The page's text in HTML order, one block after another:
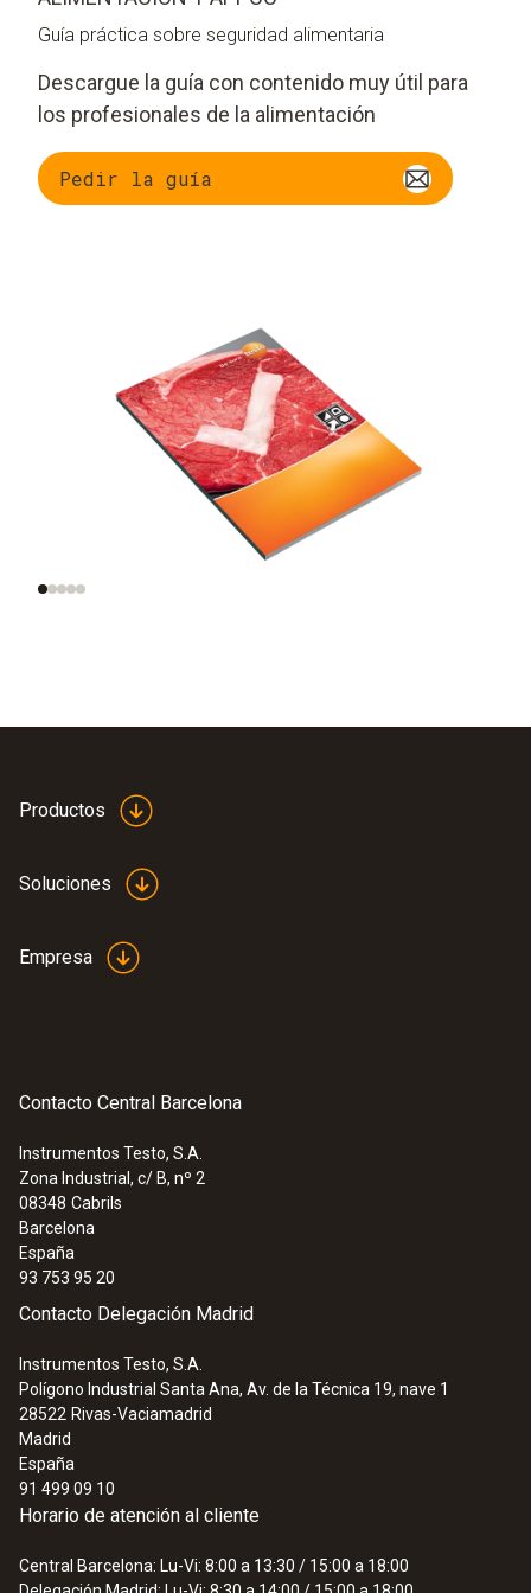
Guía práctica sobre seguridad alimentaria
Descargue la guía con contenido muy útil para
los profesionales de la alimentación
Pedir la guía
Marco legal del
Información sobre el
desarrollo de los
gérmenes
Productos
Soluciones
Empresa
Contacto Central Barcelona
Instrumentos Testo, S.A.
Zona Industrial, c/ B, nº 2
08348 Cabrils
Barcelona
España
93 753 95 20
Contacto Delegación Madrid
Instrumentos Testo, S.A.
Polígono Industrial Santa Ana, Av. de la Técnica 19, nave 1
28522 Rivas-Vaciamadrid
Madrid
España
91 499 09 10
Horario de atención al cliente
Central Barcelona: Lu-Vi: 8:00 a 13:30 / 15:00 a 18:00